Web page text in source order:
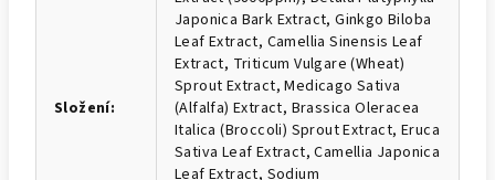
Složení:
Japonica Bark Extract, Ginkgo Biloba
Leaf Extract, Camellia Sinensis Leaf
Extract, Triticum Vulgare (Wheat)
Sprout Extract, Medicago Sativa
(Alfalfa) Extract, Brassica Oleracea
Italica (Broccoli) Sprout Extract, Eruca
Sativa Leaf Extract, Camellia Japonica
Leaf Extract, Sodium